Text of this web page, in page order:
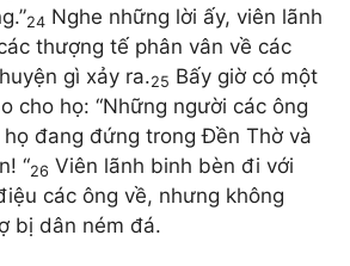
24 Nghe những lời ấy, viên lãnh
thượng tế phân vân về các
gì xảy ra.25 Bấy giờ có một
cho họ: “Những người các ông
đang đứng trong Đền Thờ và
“26 Viên lãnh binh bèn đi với
các ông về, nhưng không
bị dân ném đá.